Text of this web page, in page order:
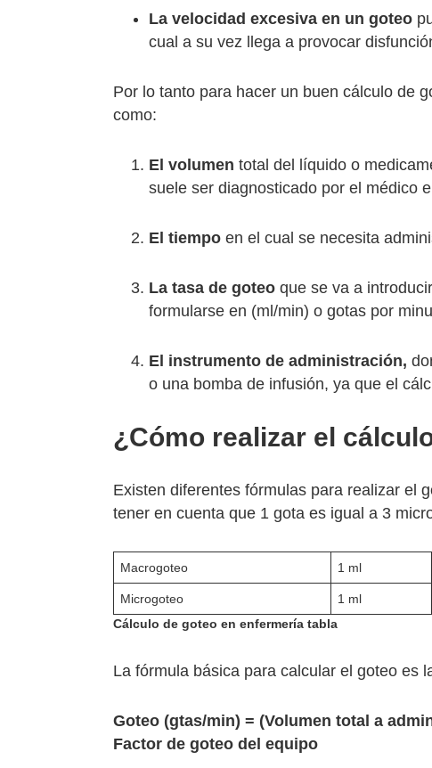
La velocidad excesiva en un goteo
cual a su vez llega a provocar
Por lo tanto para hacer un buen cálculo de
como:
El volumen total del líquido o
suele ser diagnosticado por el médico
El tiempo en el cual se necesita
La tasa de goteo que se va a
formularse en (ml/min) o gotas por
El instrumento de administración,
o una bomba de infusión, ya que el
¿Cómo realizar el
Existen diferentes fórmulas para realizar el
tener en cuenta que 1 gota es igual a 3
Macrogoteo 1 ml
Microgoteo 1 ml
Cálculo de goteo en enfermería tabla
La fórmula básica para calcular el goteo es
Goteo (gtas/min) = (Volumen total a
Factor de goteo del equipo